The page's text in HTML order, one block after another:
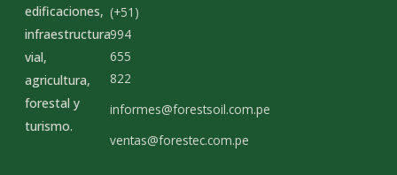
edificaciones,
infraestructura
vial,
agricultura,
forestal y
turismo.
(+51)
994
655
822
informes@forestsoil.com.pe
ventas@forestec.com.pe